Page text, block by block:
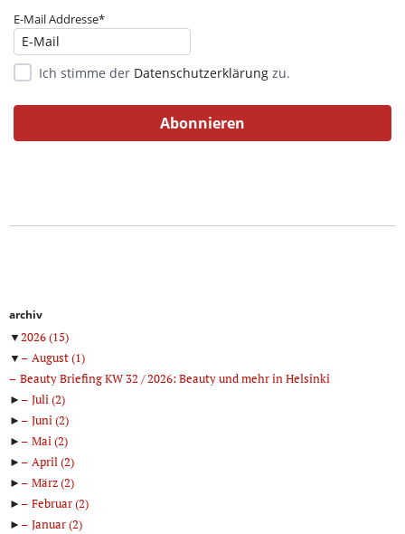
E-Mail Addresse*
Ich stimme der Datenschutzerklärung zu.
archiv
▼2026(15)
▼
August(1)
Beauty Briefing KW 32 / 2026: Beauty und mehr in Helsinki
►
Juli(2)
►
Juni(2)
►
Mai(2)
►
April(2)
►
März(2)
►
Februar(2)
►
Januar(2)